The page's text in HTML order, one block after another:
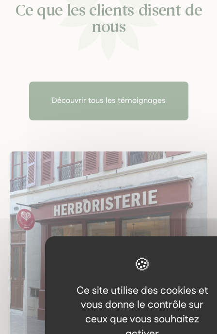
Ce site utilise des cookies et
vous donne le contrôle sur
ceux que vous souhaitez
Ce que les clients disent de
nous
Découvrir tous les témoignages